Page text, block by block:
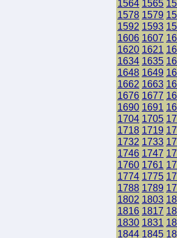
1564 1565
1578 1579
1592 1593
1606 1607
1620 1621
1634 1635
1648 1649
1662 1663
1676 1677
1690 1691
1704 1705
1718 1719
1732 1733
1746 1747
1760 1761
1774 1775
1788 1789
1802 1803
1816 1817
1830 1831
1844 1845